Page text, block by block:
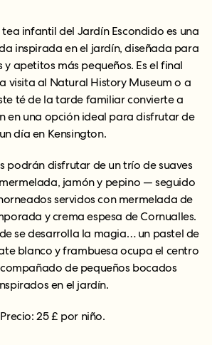
infantil del Jardín Escondido es una
inspirada en el jardín, diseñada para
y apetitos más pequeños. Es el final
visita al Natural History Museum o a
té de la tarde familiar convierte a
en una opción ideal para disfrutar de
un día en Kensington.
podrán disfrutar de un trío de suaves
jamón y pepino — seguido
servidos con mermelada de
y crema espesa de Cornualles.
se desarrolla la magia… un pastel de
blanco y frambuesa ocupa el centro
de pequeños bocados
en el jardín.
Precio: 25 £ por niño.